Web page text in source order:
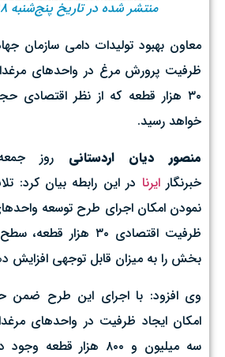
منتشر شده در تاریخ پنج‌شنبه ۱۸ بهمن ۱۴۰۳
معاون بهبود تولیدات دامی سازمان
ظرفیت پرورش مرغ در واحدهای
۳۰ هزار قطعه که از نظر اقتصادی
خواهد رسید.
منصور دیان اردستانی روز
خبرنگارایرنا در این رابطه بیان کرد:
نمودن امکان اجرای طرح توسعه
ظرفیت اقتصادی ۳۰ هزار
بخش را به میزان قابل توجهی افزایش
وی افزود: با اجرای این طرح ضمن
امکان ایجاد ظرفیت در واحدهای
سه میلیون و ۸۰۰ هزار